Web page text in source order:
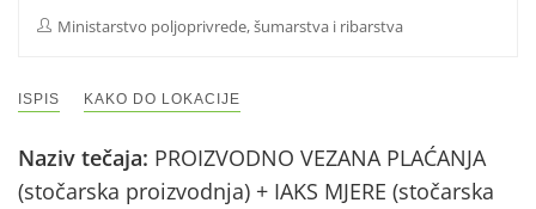
Ministarstvo poljoprivrede, šumarstva i ribarstva
ISPIS KAKO DO LOKACIJE
Naziv tečaja: PROIZVODNO VEZANA PLAĆANJA
(stočarska proizvodnja) + IAKS MJERE (stočarska